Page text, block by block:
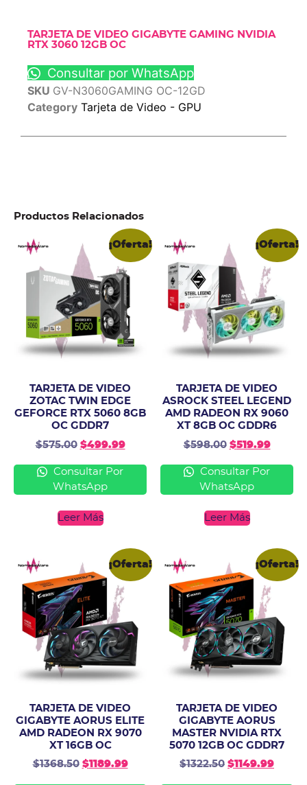
TARJETA DE VIDEO GIGABYTE GAMING NVIDIA
RTX 3060 12GB OC
Consultar por WhatsApp
SKU GV-N3060GAMING OC-12GD
Category Tarjeta de Video - GPU
Productos Relacionados
¡Oferta!
TARJETA DE VIDEO
ZOTAC TWIN EDGE
GEFORCE RTX 5060 8GB
OC GDDR7
$575.00 $499.99
Consultar Por
WhatsApp
Leer Más
¡Oferta!
TARJETA DE VIDEO
ASROCK STEEL LEGEND
AMD RADEON RX 9060
XT 8GB OC GDDR6
$598.00 $519.99
Consultar Por
WhatsApp
Leer Más
¡Oferta!
TARJETA DE VIDEO
GIGABYTE AORUS ELITE
AMD RADEON RX 9070
XT 16GB OC
$1368.50 $1189.99
¡Oferta!
TARJETA DE VIDEO
GIGABYTE AORUS
MASTER NVIDIA RTX
5070 12GB OC GDDR7
$1322.50 $1149.99